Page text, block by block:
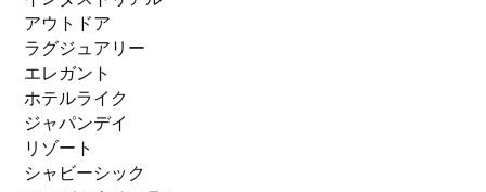
アウトドア
ラグジュアリー
エレガント
ホテルライク
ジャパンデイ
リゾート
シャビーシック